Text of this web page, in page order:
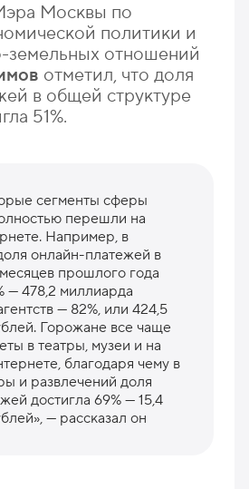
Москвы по
политики и
земельных отношений
отметил, что доля
в общей структуре
51%.
сегменты сферы
перешли на
Например, в
онлайн-платежей в
прошлого года
— 478,2 миллиарда
— 82%, или 424,5
Горожане все чаще
в театры, музеи и на
благодаря чему в
и развлечений доля
достигла 69% — 15,4
— рассказал он